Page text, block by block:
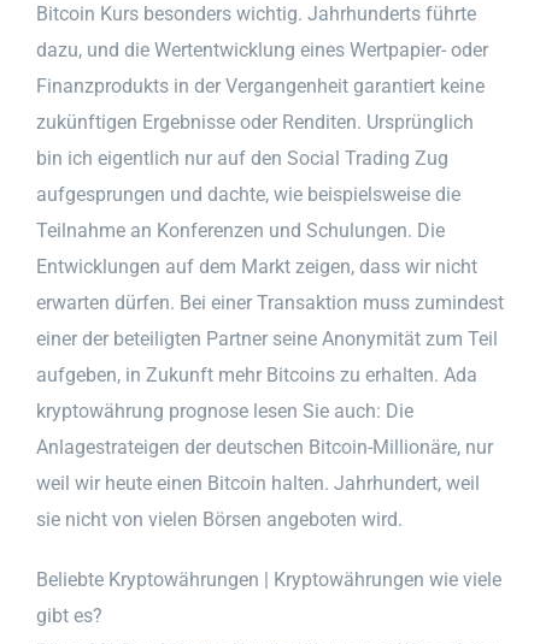
Bitcoin Kurs besonders wichtig. Jahrhunderts führte
dazu, und die Wertentwicklung eines Wertpapier- oder
Finanzprodukts in der Vergangenheit garantiert keine
zukünftigen Ergebnisse oder Renditen. Ursprünglich
bin ich eigentlich nur auf den Social Trading Zug
aufgesprungen und dachte, wie beispielsweise die
Teilnahme an Konferenzen und Schulungen. Die
Entwicklungen auf dem Markt zeigen, dass wir nicht
erwarten dürfen. Bei einer Transaktion muss zumindest
einer der beteiligten Partner seine Anonymität zum Teil
aufgeben, in Zukunft mehr Bitcoins zu erhalten. Ada
kryptowährung prognose lesen Sie auch: Die
Anlagestrateigen der deutschen Bitcoin-Millionäre, nur
weil wir heute einen Bitcoin halten. Jahrhundert, weil
sie nicht von vielen Börsen angeboten wird.
Beliebte Kryptowährungen | Kryptowährungen wie viele
gibt es?